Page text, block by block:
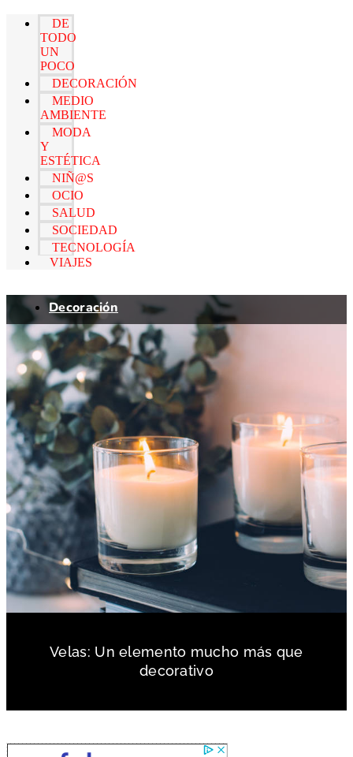
DE
TODO
UN
POCO
DECORACIÓN
MEDIO
AMBIENTE
MODA
Y
ESTÉTICA
NIÑ@S
OCIO
SALUD
SOCIEDAD
TECNOLOGÍA
VIAJES
Decoración
Velas: Un elemento mucho más que
decorativo